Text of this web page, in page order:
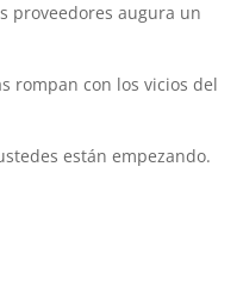
proveedores augura un
rompan con los vicios del
están empezando.